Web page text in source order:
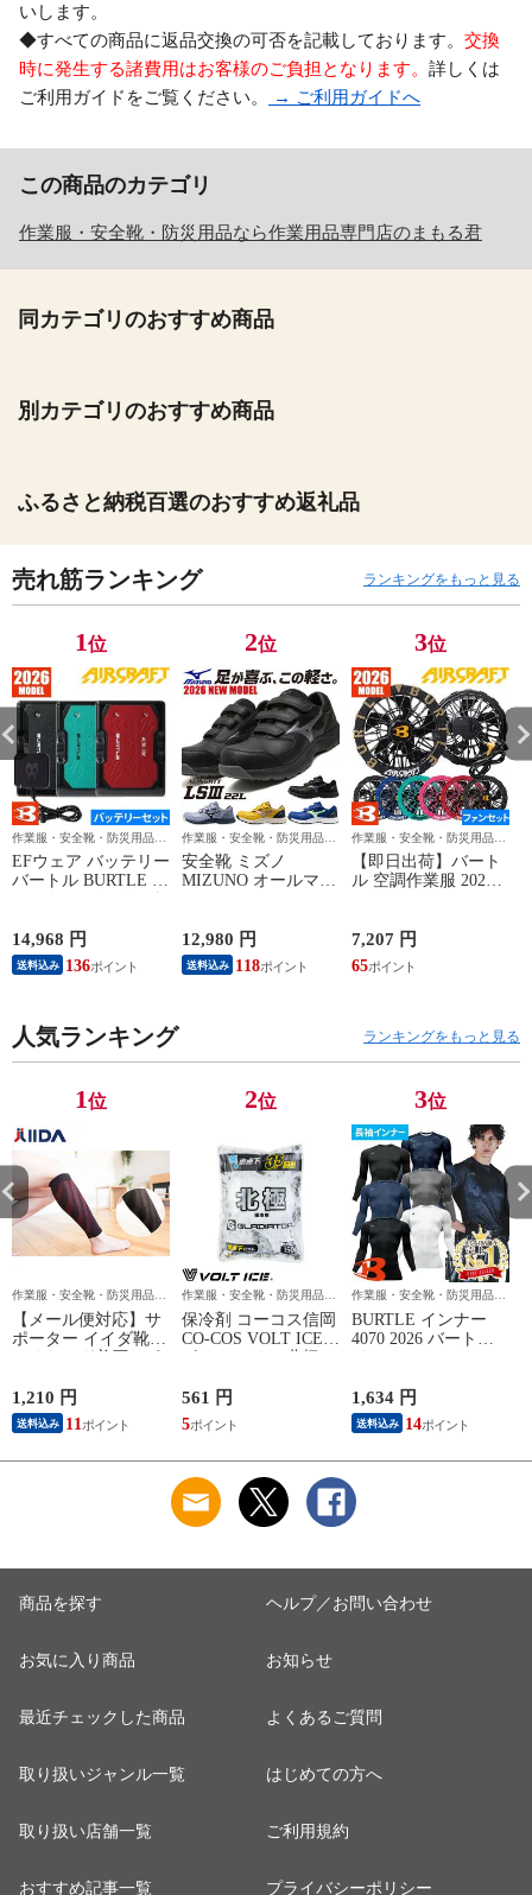
いします。
◆すべての商品に返品交換の可否を記載しております。 交換
時に発生する諸費用はお客様のご負担となります。 詳しくは
ご利用ガイドをご覧ください。
→ ご利用ガイドへ
この商品のカテゴリ
作業服・安全靴・防災用品なら作業用品専門店のまもる君
同カテゴリのおすすめ商品
別カテゴリのおすすめ商品
ふるさと納税百選のおすすめ返礼品
売れ筋ランキング ランキングをもっと見る
1位
作業服・安全靴・防災用品な
ら作業用品専門店のまもる君
EFウェア バッテリー
バートル BURTLE エ
2026年モデル AC10
作業着 作業服 春夏
14,968 円
送料込み 136
2位
作業服・安全靴・防災用品な
ら作業用品専門店のまもる君
安全靴 ミズノ
MIZUNO オールマイ
F1GA260109、
F1GA260125、
F1GA260127、
12,980 円
送料込み 118
3位
作業服・安全靴・防災用品な
ら作業用品専門店のまもる君
【即日出荷】バート
ル 空調作業服 2026
作業着 ファン 防水
EFウェア AC10-1
AC10-2 BURTLE
服 春夏 猛暑 暑さ対
策 洗えるファン
7,207 円
65
人気ランキング ランキングをもっと見る
1位
作業服・安全靴・防災用品な
ら作業用品専門店のまもる君
【メール便対応】サ
ポーター イイダ靴下
ふくらはぎ着圧サポ
1,210 円
送料込み 11
2位
作業服・安全靴・防災用品な
ら作業用品専門店のまもる君
保冷剤 コーコス信岡
CO-COS VOLT ICE
ボルトアイス 北極
GI-46411 作業着 作業
服 春夏
561 円
5
3位
作業服・安全靴・防災用品な
ら作業用品専門店のまもる君
BURTLE インナー
4070 2026 バートル
ドライフィット エア
長袖 ストレッチ 消
臭 UVカット 日焼け
対策 吸汗速乾 涼し
着圧 作業着 下着 新
色 かっこいい 人気
1,634 円
送料込み 14
商品を探す
お気に入り商品
最近チェックした商品
取り扱いジャンル一覧
取り扱い店舗一覧
おすすめ記事一覧
ヘルプ／お問い合わせ
お知らせ
よくあるご質問
はじめての方へ
ご利用規約
プライバシーポリシー